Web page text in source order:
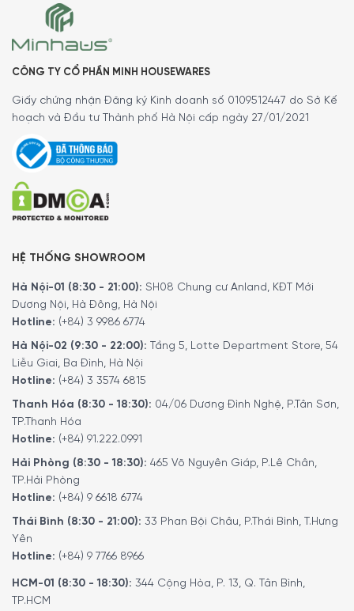
CAM KẾT:
Giao hàng nhanh chóng toàn quốc
Xem thêm:
CÁC SẢN PHẨM NỒI, CHẢO TẠI ĐÂY
Xem sản phẩm ở HCM:
5/5 - (1 bình chọn)
CÔNG TY CỔ PHẦN MINH HOUSEWARES
Giấy chứng nhận Đăng ký Kinh doanh số 0109512447 do Sở Kế
hoạch và Đầu tư Thành phố Hà Nội cấp ngày 27/01/2021
HỆ THỐNG SHOWROOM
Hà Nội-01 (8:30 - 21:00): SH08 Chung cư Anland, KĐT Mới
Dương Nội, Hà Đông, Hà Nội
Hotline: (+84) 3 9986 6774
Hà Nội-02 (9:30 - 22:00): Tầng 5, Lotte Department Store, 54
Liễu Giai, Ba Đình, Hà Nội
Hotline: (+84) 3 3574 6815
Thanh Hóa (8:30 - 18:30): 04/06 Dương Đình Nghệ, P.Tân Sơn,
TP.Thanh Hóa
Hotline: (+84) 91.222.0991
Hải Phòng (8:30 - 18:30): 465 Võ Nguyên Giáp, P.Lê Chân,
TP.Hải Phòng
Hotline: (+84) 9 6618 6774
Thái Bình (8:30 - 21:00): 33 Phan Bội Châu, P.Thái Bình, T.Hưng
Yên
Hotline: (+84) 9 7766 8966
HCM-01 (8:30 - 18:30): 344 Cộng Hòa, P. 13, Q. Tân Bình,
TP.HCM